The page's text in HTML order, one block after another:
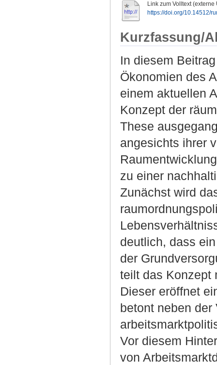
Link zum Volltext (externe
https://doi.org/10.14512/
Kurzfassung/
In diesem
Ökonomien des
einem aktuellen
Konzept der
These
angesichts ihrer
zu einer
Zunächst wird
deutlich, dass
der
teilt das Konzept
Dieser eröffnet
betont neben
Vor diesem
von